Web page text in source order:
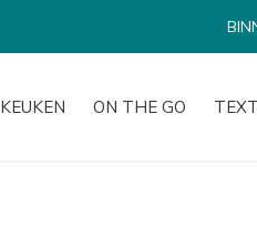
KEUKEN ON THE GO